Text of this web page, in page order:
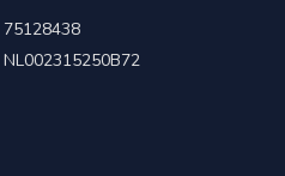
75128438
NL002315250B72